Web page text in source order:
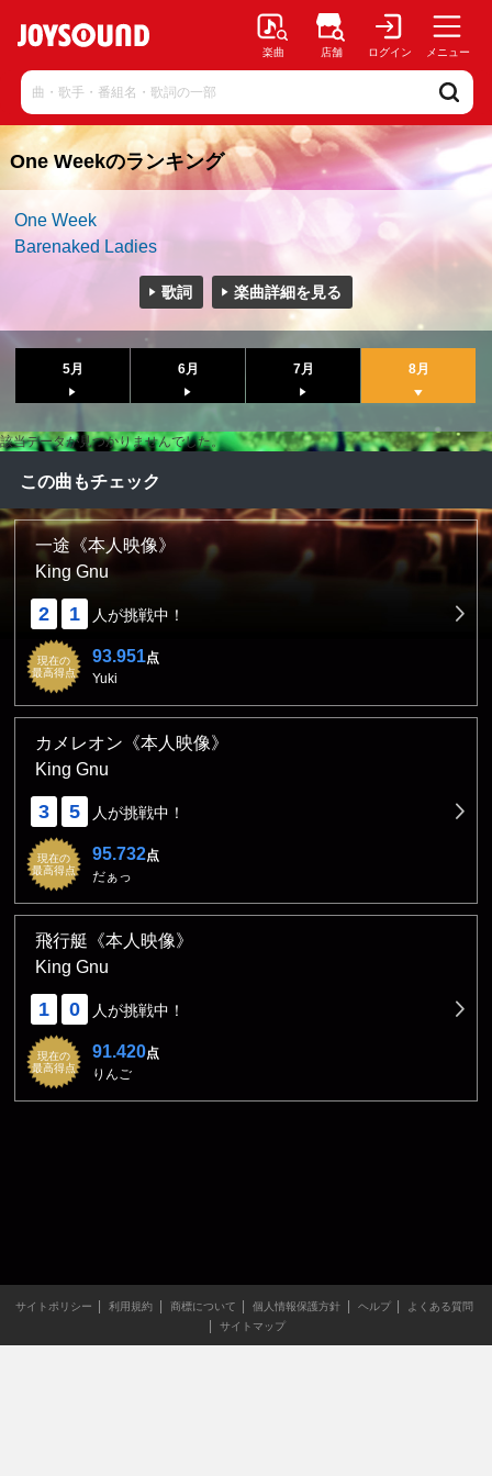
楽曲 店舗 ログイン メニュー
One Weekのランキング
One Week
Barenaked Ladies
歌詞 楽曲詳細を見る
5月 6月 7月 8月
該当データが見つかりませんでした。
この曲もチェック
一途《本人映像》
King Gnu
2 1 人が挑戦中！
現在の
最高得点
93.951点
Yuki
カメレオン《本人映像》
King Gnu
3 5 人が挑戦中！
現在の
最高得点
95.732点
だぁっ
飛行艇《本人映像》
King Gnu
1 0 人が挑戦中！
現在の
最高得点
91.420点
りんご
サイトポリシー 利用規約 商標について 個人情報保護方針 ヘルプ
よくある質問
サイトマップ